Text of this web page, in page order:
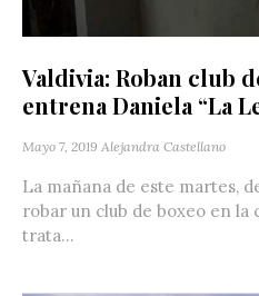
Valdivia: Roban club
entrena Daniela “La
Mayo 7, 2019 Alejandra Castellano
La mañana de este martes,
robar un club de boxeo en la
trata...